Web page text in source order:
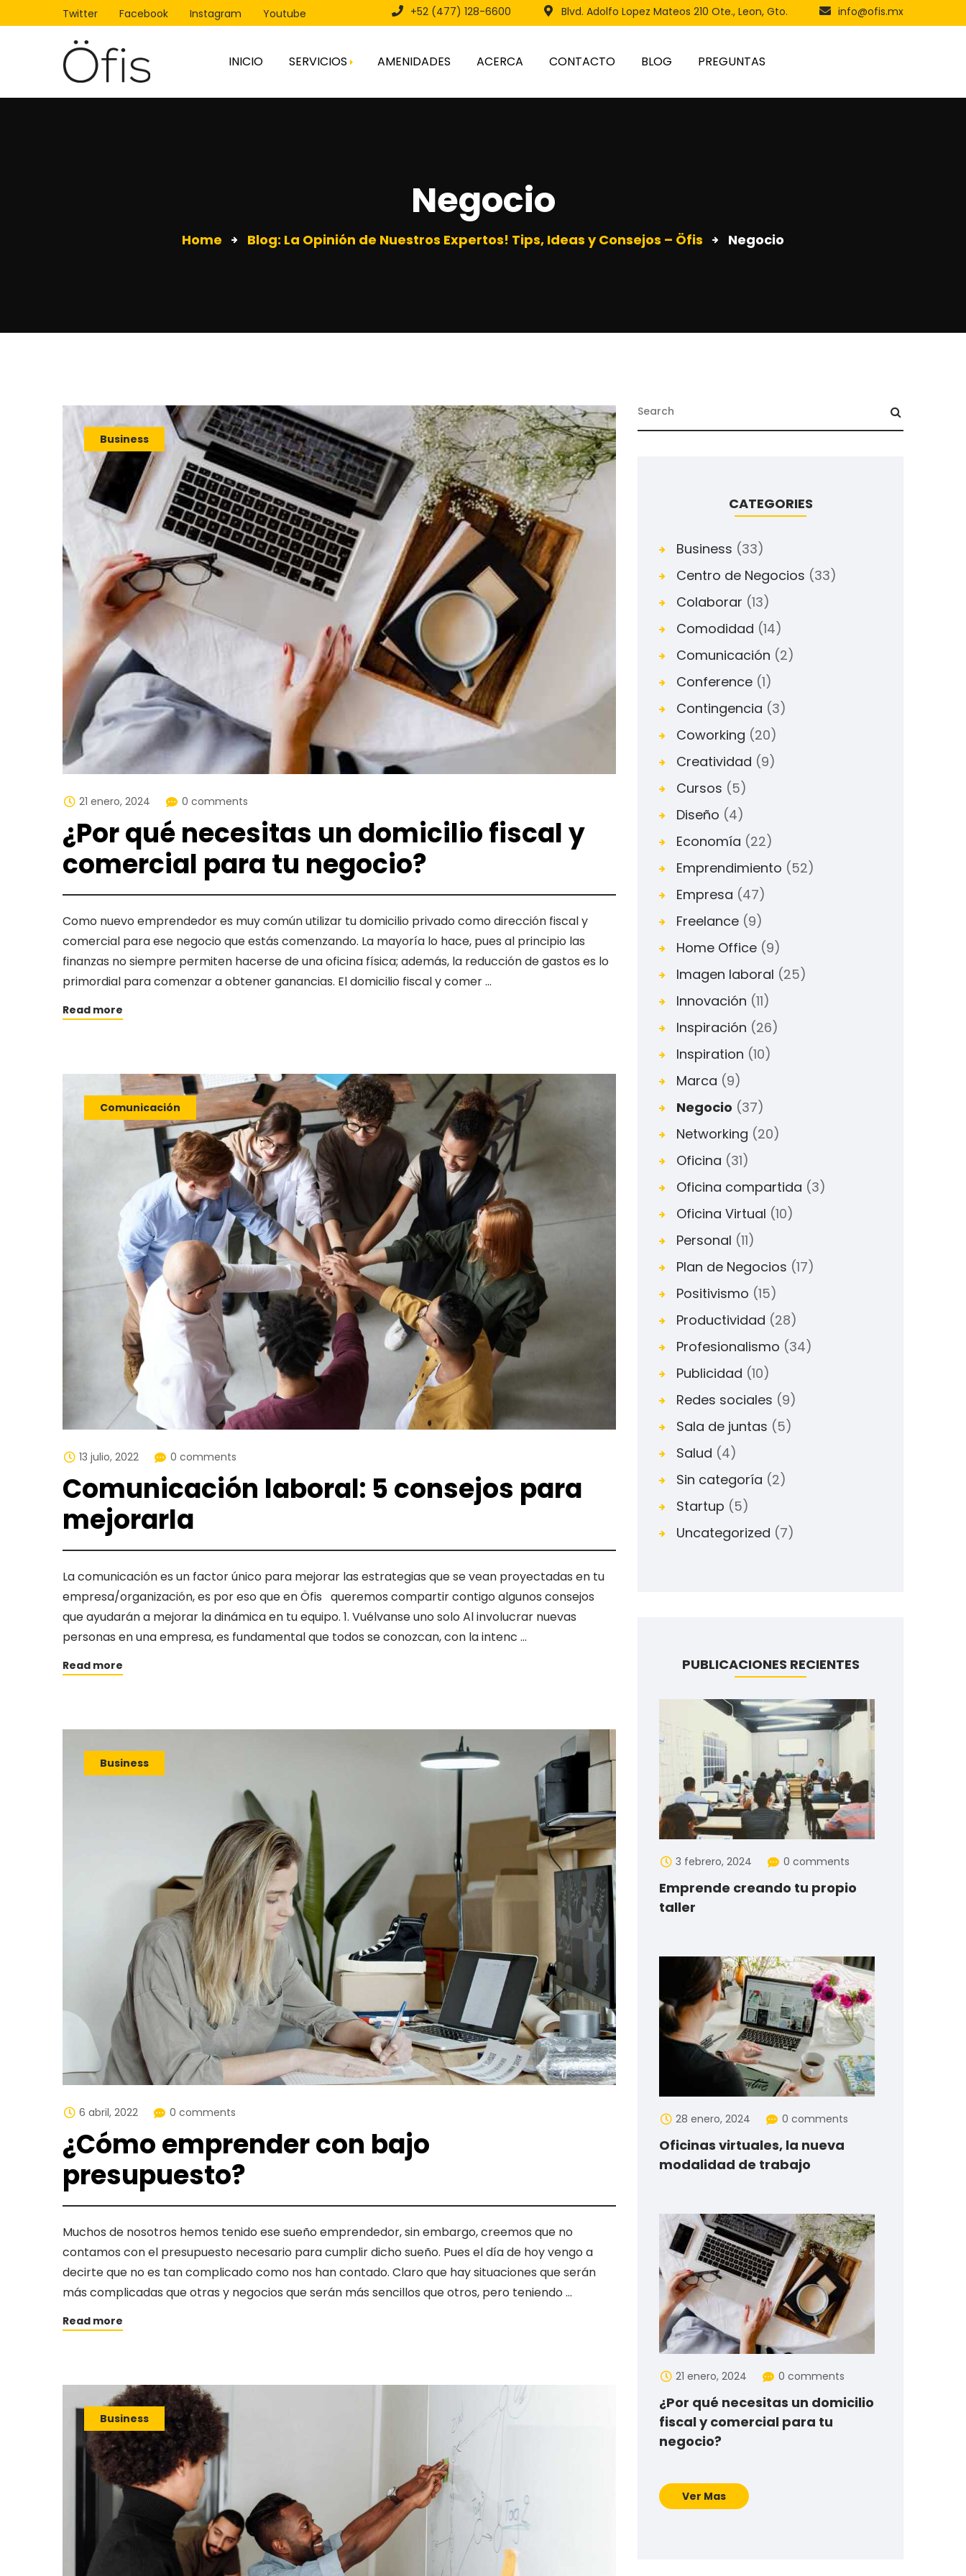
Twitter Facebook Instagram Youtube +52 (477) 128-6600 Blvd. Adolfo Lopez Mateos 210 Ote., Leon, Gto. info@ofis.mx
INICIO SERVICIOS AMENIDADES ACERCA CONTACTO BLOG PREGUNTAS
Negocio
Home Blog: La Opinión de Nuestros Expertos! Tips, Ideas y Consejos – Öfis Negocio
Business
21 enero, 2024 0 comments
¿Por qué necesitas un domicilio fiscal y
comercial para tu negocio?
Como nuevo emprendedor es muy común utilizar tu domicilio privado como dirección fiscal y
comercial para ese negocio que estás comenzando. La mayoría lo hace, pues al principio las
finanzas no siempre permiten hacerse de una oficina física; además, la reducción de gastos es lo
primordial para comenzar a obtener ganancias. El domicilio fiscal y comer …
Read more
Comunicación
13 julio, 2022 0 comments
Comunicación laboral: 5 consejos para
mejorarla
La comunicación es un factor único para mejorar las estrategias que se vean proyectadas en tu
empresa/organización, es por eso que en Öfis queremos compartir contigo algunos consejos
que ayudarán a mejorar la dinámica en tu equipo. 1. Vuélvanse uno solo Al involucrar nuevas
personas en una empresa, es fundamental que todos se conozcan, con la intenc …
Read more
Business
6 abril, 2022 0 comments
¿Cómo emprender con bajo
presupuesto?
Muchos de nosotros hemos tenido ese sueño emprendedor, sin embargo, creemos que no
contamos con el presupuesto necesario para cumplir dicho sueño. Pues el día de hoy vengo a
decirte que no es tan complicado como nos han contado. Claro que hay situaciones que serán
más complicadas que otras y negocios que serán más sencillos que otros, pero teniendo …
Read more
Business
CATEGORIES
Business (33)
Centro de Negocios (33)
Colaborar (13)
Comodidad (14)
Comunicación (2)
Conference (1)
Contingencia (3)
Coworking (20)
Creatividad (9)
Cursos (5)
Diseño (4)
Economía (22)
Emprendimiento (52)
Empresa (47)
Freelance (9)
Home Office (9)
Imagen laboral (25)
Innovación (11)
Inspiración (26)
Inspiration (10)
Marca (9)
Negocio (37)
Networking (20)
Oficina (31)
Oficina compartida (3)
Oficina Virtual (10)
Personal (11)
Plan de Negocios (17)
Positivismo (15)
Productividad (28)
Profesionalismo (34)
Publicidad (10)
Redes sociales (9)
Sala de juntas (5)
Salud (4)
Sin categoría (2)
Startup (5)
Uncategorized (7)
PUBLICACIONES RECIENTES
3 febrero, 2024 0 comments
Emprende creando tu propio
taller
28 enero, 2024 0 comments
Oficinas virtuales, la nueva
modalidad de trabajo
21 enero, 2024 0 comments
¿Por qué necesitas un domicilio
fiscal y comercial para tu
negocio?
Ver Mas